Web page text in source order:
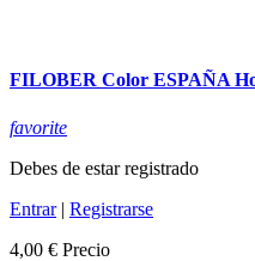
FILOBER Color ESPAÑA
favorite
Debes de estar registrado
Entrar| Registrarse
4,00 € Precio